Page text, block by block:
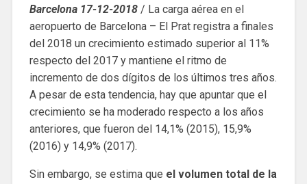
Barcelona 17-12-2018/ La carga aérea en el
aeropuerto de Barcelona – El Prat registra a finales
del 2018 un crecimiento estimado superior al 11%
respecto del 2017 y mantiene el ritmo de
incremento de dos dígitos de los últimos tres años.
A pesar de esta tendencia, hay que apuntar que el
crecimiento se ha moderado respecto a los años
anteriores, que fueron del 14,1% (2015), 15,9%
(2016) y 14,9% (2017).
Sin embargo, se estima que el volumen total de la